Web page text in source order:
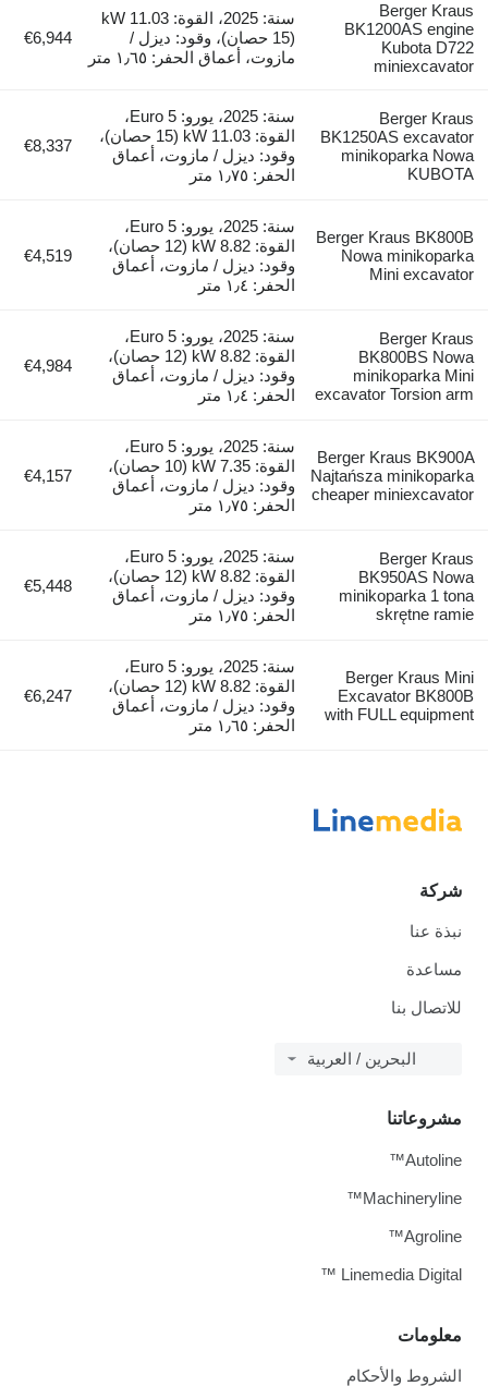
Berger Kraus
BK1200AS engine
Kubota D722
miniexcavator
سنة: 2025، القوة: 11.03 kW
(15 حصان)، وقود: ديزل /
مازوت، أعماق الحفر: ١٫٦٥ متر
€6,944
Berger Kraus
BK1250AS excavator
minikoparka Nowa
KUBOTA
سنة: 2025، يورو: Euro 5،
القوة: 11.03 kW (15 حصان)،
وقود: ديزل / مازوت، أعماق
الحفر: ١٫٧٥ متر
€8,337
Berger Kraus BK800B
Nowa minikoparka
Mini excavator
سنة: 2025، يورو: Euro 5،
القوة: 8.82 kW (12 حصان)،
وقود: ديزل / مازوت، أعماق
الحفر: ١٫٤ متر
€4,519
Berger Kraus
BK800BS Nowa
minikoparka Mini
excavator Torsion arm
سنة: 2025، يورو: Euro 5،
القوة: 8.82 kW (12 حصان)،
وقود: ديزل / مازوت، أعماق
الحفر: ١٫٤ متر
€4,984
Berger Kraus BK900A
Najtańsza minikoparka
cheaper miniexcavator
سنة: 2025، يورو: Euro 5،
القوة: 7.35 kW (10 حصان)،
وقود: ديزل / مازوت، أعماق
الحفر: ١٫٧٥ متر
€4,157
Berger Kraus
BK950AS Nowa
minikoparka 1 tona
skrętne ramie
سنة: 2025، يورو: Euro 5،
القوة: 8.82 kW (12 حصان)،
وقود: ديزل / مازوت، أعماق
الحفر: ١٫٧٥ متر
€5,448
Berger Kraus Mini
Excavator BK800B
with FULL equipment
سنة: 2025، يورو: Euro 5،
القوة: 8.82 kW (12 حصان)،
وقود: ديزل / مازوت، أعماق
الحفر: ١٫٦٥ متر
€6,247
شركة
نبذة عنا
مساعدة
للاتصال بنا
البحرين / العربية
معلومات
الشروط والأحكام
مشروعاتنا
Autoline™
Machineryline™
Agroline™
Linemedia Digital ™